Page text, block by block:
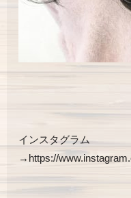
インスタグラム
→https://